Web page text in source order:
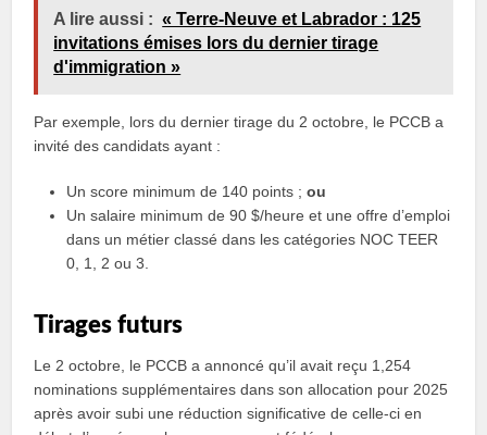
A lire aussi : « Terre-Neuve et Labrador : 125
invitations émises lors du dernier tirage
d'immigration »
Par exemple, lors du dernier tirage du 2 octobre, le PCCB a
invité des candidats ayant :
Un score minimum de 140 points ;ou
Un salaire minimum de 90 $/heure et une offre d’emploi
dans un métier classé dans les catégories NOC TEER
0, 1, 2 ou 3.
Tirages futurs
Le 2 octobre, le PCCB a annoncé qu’il avait reçu 1,254
nominations supplémentaires dans son allocation pour 2025
après avoir subi une réduction significative de celle-ci en